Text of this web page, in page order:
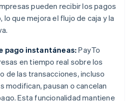
pueden recibir los pagos
lo que mejora el flujo de caja y la
pago instantáneas: PayTo
en tiempo real sobre los
de las transacciones, incluso
modifican, pausan o cancelan
Esta funcionalidad mantiene